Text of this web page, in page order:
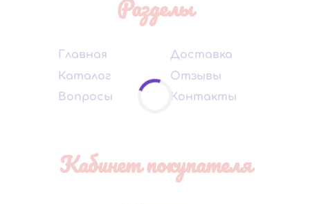
Разделы
Главная
Каталог
Вопросы
Доставка
Отзывы
Контакты
Кабинет покупателя